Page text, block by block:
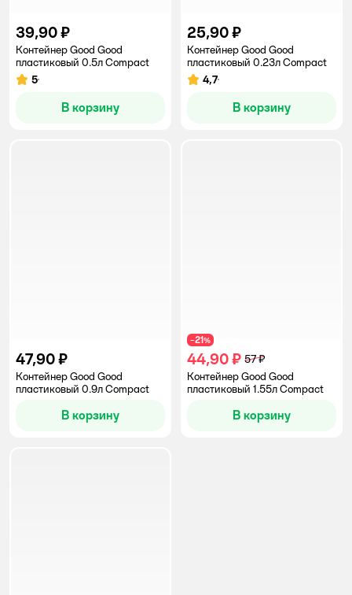
39,90 ₽
Контейнер Good Good
пластиковый 0.5л Compact
Рейтинг:
5
В корзину
25,90 ₽
Контейнер Good Good
пластиковый 0.23л Compact
Рейтинг:
4,7
В корзину
47,90 ₽
Контейнер Good Good
пластиковый 0.9л Compact
В корзину
−21%
44,90 ₽ 57 ₽
Контейнер Good Good
пластиковый 1.55л Compact
В корзину